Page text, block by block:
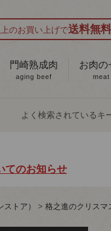
のお買い上げで送料無料
門崎熟成肉
aging beef
お肉の
よく検索されているキ
てのお知らせ
トア） 格之進のクリスマ